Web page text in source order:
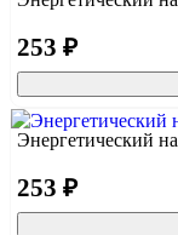
253 ₽
Энергетический
253 ₽